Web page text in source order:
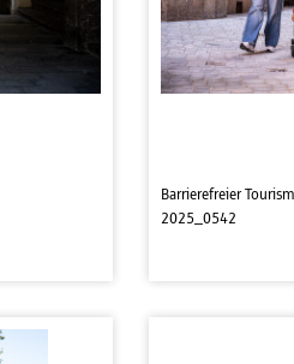
Barrierefreier
2025_0542